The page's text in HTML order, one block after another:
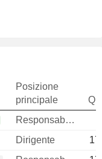
Posizione
principale
Responsable ventes & marketing
Dirigente